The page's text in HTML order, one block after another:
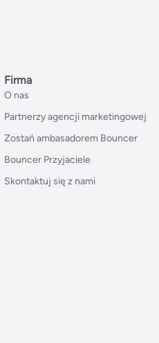
Firma
O nas
Partnerzy agencji marketingowej
Zostań ambasadorem Bouncer
Bouncer Przyjaciele
Skontaktuj się z nami